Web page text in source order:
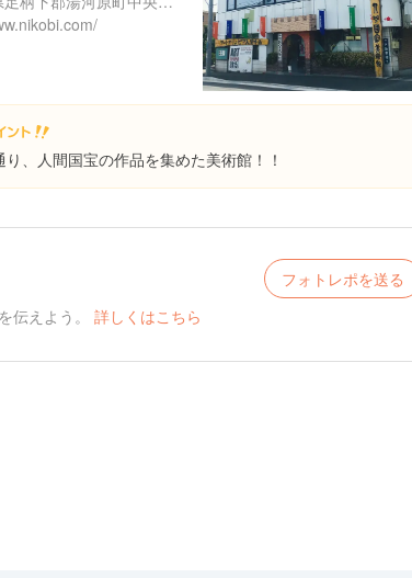
り、人間国宝の作品を集めた美術館！！
フォトレポを送る
伝えよう。 詳しくはこちら